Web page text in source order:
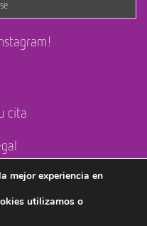
cita
mejor experiencia en
utilizamos o